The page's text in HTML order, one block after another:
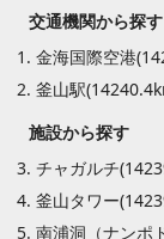
交通機関から探す
1. 金海国際空港
2. 釜山駅
施設から探す
3. チャガルチ
4. 釜山タワー
5. 南浦洞（ナンポ